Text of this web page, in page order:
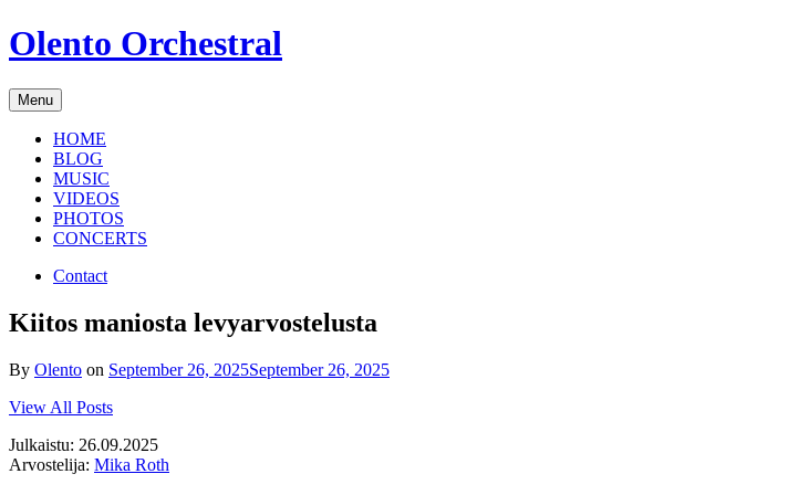
Skip
to
Olento Orchestral
Menu
HOME
BLOG
MUSIC
VIDEOS
PHOTOS
CONCERTS
Contact
Kiitos maniosta levyarvostelusta
By Olento on September 26, 2025September 26, 2025
View All Posts
Julkaistu: 26.09.2025
Arvostelija: Mika Roth